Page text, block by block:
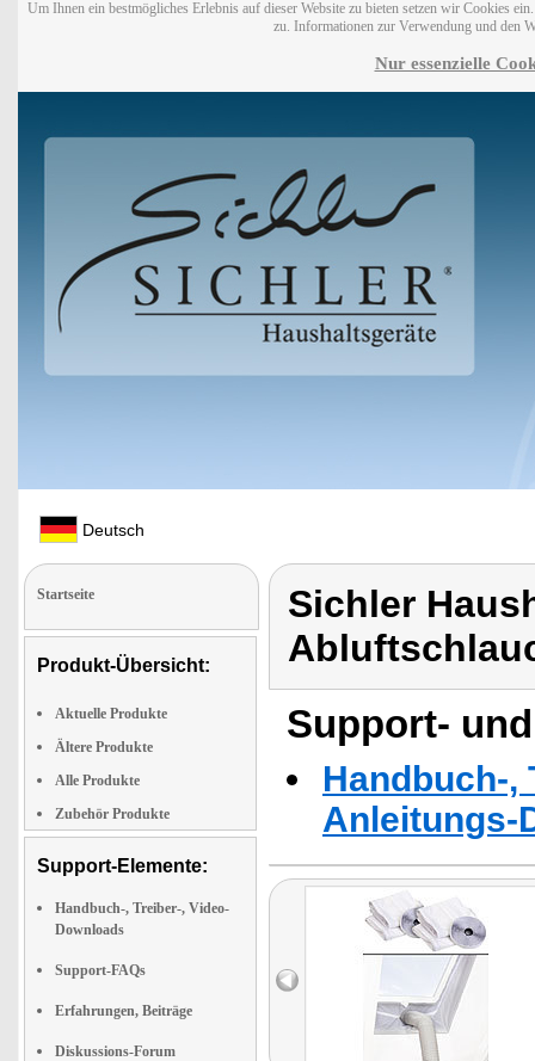
Um Ihnen ein bestmögliches Erlebnis auf dieser Website zu bieten setzen wir Cookies
zu. Informationen zur Verwendung und den
Nur essenzielle
Deutsch
Startseite
Produkt-Übersicht:
Aktuelle Produkte
Ältere Produkte
Alle Produkte
Zubehör Produkte
Support-Elemente:
Handbuch-, Treiber-, Video-
Downloads
Support-FAQs
Erfahrungen, Beiträge
Diskussions-Forum
Sichler
Support-
Handbuch-,
Anleitungs-